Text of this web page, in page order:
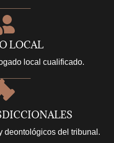
LOCAL
local cualificado.
deontológicos del tribunal.